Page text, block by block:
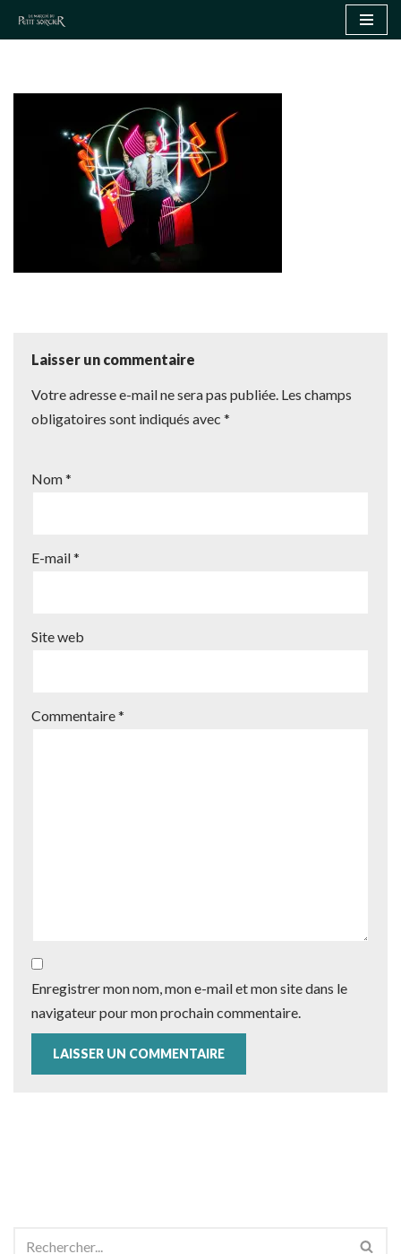
contenu
Laisser un commentaire
Votre adresse e-mail ne sera pas publiée. Les champs
obligatoires sont indiqués avec *
Nom*
E-mail*
Site web
Commentaire*
Enregistrer mon nom, mon e-mail et mon site dans le
navigateur pour mon prochain commentaire.